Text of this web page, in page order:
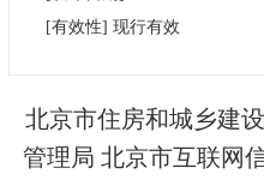
决策公开 专
政务服务
[有效性] 现行有效
北京市住房和城乡建
管理局 北京市互联网